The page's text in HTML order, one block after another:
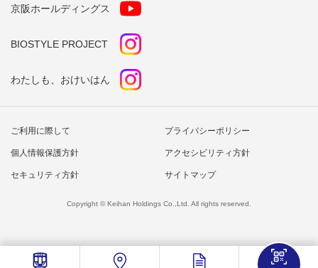
京阪ホールディングス
BIOSTYLE PROJECT
わたしも、おけいはん
ご利用に際して プライバシーポリシー
個人情報保護方針 アクセシビリティ方針
セキュリティ方針 サイトマップ
Copyright © Keihan Holdings Co.,Ltd. All rights reserved.